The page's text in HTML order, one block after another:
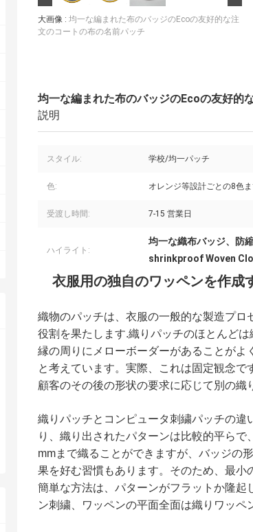
大画像 : 均一な編まれた布のバッジのEcoの友好的な注
文のコートの布の名前パッチ
均一な編まれた布のバッジのEcoの友好的
説明
スタイル: 学校/均一パッチ
色: オレンジ等設計ごとの8色
受渡し時間: 7-15 営業日
ハイライト:
均一な織布バッジ、防
shrinkproof Woven
衣服用の独自のワッペンを作成
織物のパッチは、衣服の一般的な製造プ
役割を果たします.織りパッチのほとんど
縁の周りにメローボーダーがあることが
と考えています。実際、これは固定観念で
顧客のその後の形状の要求に応じて別の織
織りパッチとコンピュータ刺繍パッチの
り、織り出されたパターンは比較的平ら
mmまで織ることができますが、バッジの
果を好む習慣もあります。そのため、最小
簡単な方法は、パターンがフラットか隆
ン刺繍、ワッペンの平面全面は織りワッペ